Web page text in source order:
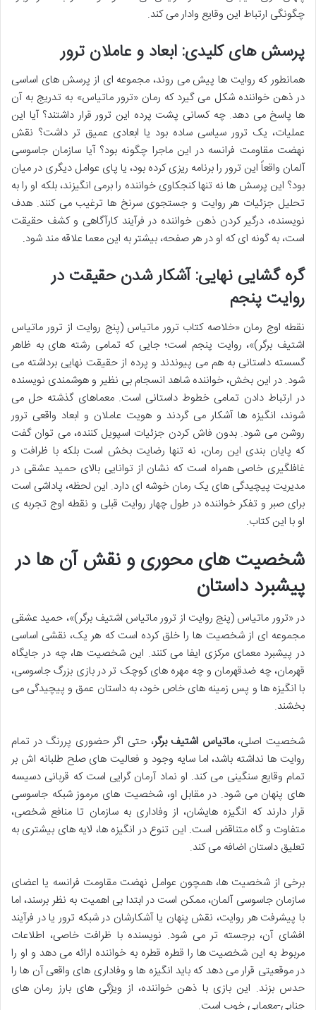
چگونگی ارتباط این وقایع وادار می کند.
پرسش های کلیدی: ابعاد و عاملان ترور
همانطور که روایت ها پیش می روند، مجموعه ای از پرسش های اساسی
در ذهن خواننده شکل می گیرد که رمان «ترور ماتیاس» به تدریج به آن
ها پاسخ می دهد. چه کسانی پشت پرده این ترور قرار داشتند؟ آیا این
عملیات، یک ترور سیاسی ساده بود یا ابعادی عمیق تر داشت؟ نقش
نهضت مقاومت فرانسه در این ماجرا چگونه بود؟ آیا سازمان جاسوسی
آلمان واقعاً این ترور را برنامه ریزی کرده بود، یا پای عوامل دیگری در میان
بود؟ این پرسش ها نه تنها کنجکاوی خواننده را برمی انگیزند، بلکه او را به
تحلیل جزئیات هر روایت و جستجوی سرنخ ها ترغیب می کنند. هدف
نویسنده، درگیر کردن ذهن خواننده در فرآیند کارآگاهی و کشف حقیقت
است، به گونه ای که او در هر صفحه، بیشتر به این معما علاقه مند شود.
گره گشایی نهایی: آشکار شدن حقیقت در
روایت پنجم
نقطه اوج رمان «خلاصه کتاب ترور ماتیاس (پنج روایت از ترور ماتیاس
اشتیف برگر)»، روایت پنجم است؛ جایی که تمامی رشته های به ظاهر
گسسته داستانی به هم می پیوندند و پرده از حقیقت نهایی برداشته می
شود. در این بخش، خواننده شاهد انسجام بی نظیر و هوشمندی نویسنده
در ارتباط دادن تمامی خطوط داستانی است. معماهای گذشته حل می
شوند، انگیزه ها آشکار می گردند و هویت عاملان و ابعاد واقعی ترور
روشن می شود. بدون فاش کردن جزئیات اسپویل کننده، می توان گفت
که پایان بندی این رمان، نه تنها رضایت بخش است بلکه با ظرافت و
غافلگیری خاصی همراه است که نشان از توانایی بالای حمید عشقی در
مدیریت پیچیدگی های یک رمان خوشه ای دارد. این لحظه، پاداشی است
برای صبر و تفکر خواننده در طول چهار روایت قبلی و نقطه اوج تجربه ی
او با این کتاب.
شخصیت های محوری و نقش آن ها در
پیشبرد داستان
در «ترور ماتیاس (پنج روایت از ترور ماتیاس اشتیف برگر)»، حمید عشقی
مجموعه ای از شخصیت ها را خلق کرده است که هر یک، نقشی اساسی
در پیشبرد معمای مرکزی ایفا می کنند. این شخصیت ها، چه در جایگاه
قهرمان، چه ضدقهرمان و چه مهره های کوچک تر در بازی بزرگ جاسوسی،
با انگیزه ها و پس زمینه های خاص خود، به داستان عمق و پیچیدگی می
بخشند.
شخصیت اصلی،ماتیاس اشتیف برگر، حتی اگر حضوری پررنگ در تمام
روایت ها نداشته باشد، اما سایه وجود و فعالیت های صلح طلبانه اش بر
تمام وقایع سنگینی می کند. او نماد آرمان گرایی است که قربانی دسیسه
های پنهان می شود. در مقابل او، شخصیت های مرموز شبکه جاسوسی
قرار دارند که انگیزه هایشان، از وفاداری به سازمان تا منافع شخصی،
متفاوت و گاه متناقض است. این تنوع در انگیزه ها، لایه های بیشتری به
تعلیق داستان اضافه می کند.
برخی از شخصیت ها، همچون عوامل نهضت مقاومت فرانسه یا اعضای
سازمان جاسوسی آلمان، ممکن است در ابتدا بی اهمیت به نظر برسند، اما
با پیشرفت هر روایت، نقش پنهان یا آشکارشان در شبکه ترور یا در فرآیند
افشای آن، برجسته تر می شود. نویسنده با ظرافت خاصی، اطلاعات
مربوط به این شخصیت ها را قطره قطره به خواننده ارائه می دهد و او را
در موقعیتی قرار می دهد که باید انگیزه ها و وفاداری های واقعی آن ها را
حدس بزند. این بازی با ذهن خواننده، از ویژگی های بارز رمان های
جنایی-معمایی خوب است.